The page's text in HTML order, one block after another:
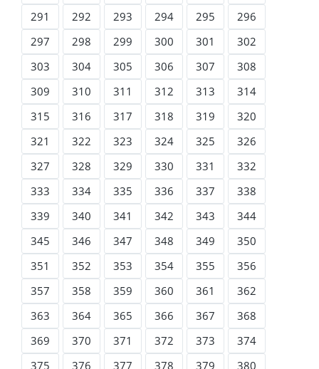
291
292 293 294 295
296
297
298 299 300 301
302
303
304 305 306 307
308
309
310 311 312 313
314
315
316 317 318 319
320
321
322 323 324 325
326
327
328 329 330 331
332
333
334 335 336 337
338
339
340 341 342 343
344
345
346 347 348 349
350
351
352 353 354 355
356
357
358 359 360 361
362
363
364 365 366 367
368
369
370 371 372 373
374
375
376 377 378 379 380